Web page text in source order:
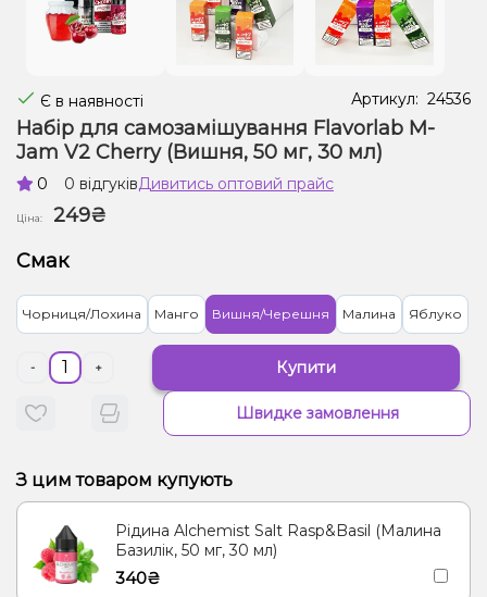
Є в наявності Артикул: 24536
Набір для самозамішування Flavorlab M-
Jam V2 Cherry (Вишня, 50 мг, 30 мл)
0 0 відгуківДивитись оптовий прайс
Ціна:
249₴
Смак
Чорниця/Лохина Манго Вишня/Черешня Малина Яблуко
- + Купити
Швидке замовлення
З цим товаром купують
Рідина Alchemist Salt Rasp&Basil (Малина
Базилік, 50 мг, 30 мл)
340₴